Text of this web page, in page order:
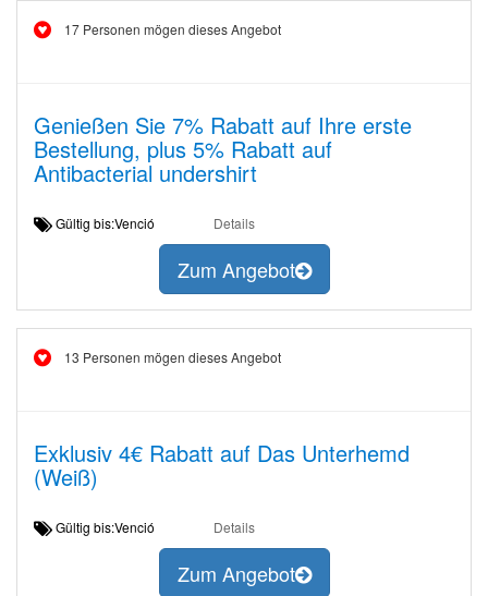
17 Personen mögen dieses Angebot
Genießen Sie 7% Rabatt auf Ihre erste
Bestellung, plus 5% Rabatt auf
Antibacterial undershirt
Gültig bis:Venció Details
Zum Angebot
13 Personen mögen dieses Angebot
Exklusiv 4€ Rabatt auf Das Unterhemd
(Weiß)
Gültig bis:Venció Details
Zum Angebot